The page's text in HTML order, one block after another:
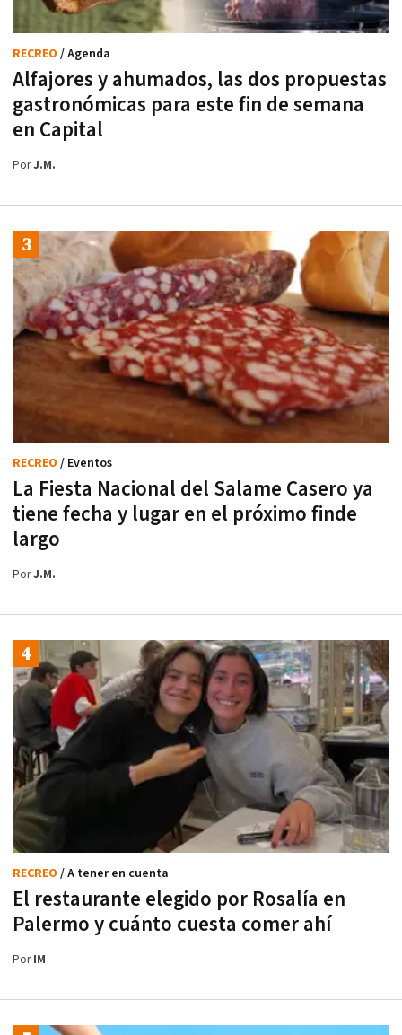
Alfajores y ahumados, las dos propuestas
gastronómicas para este fin de semana
en Capital
RECREO / Agenda
PorJ.M.
La Fiesta Nacional del Salame Casero ya
tiene fecha y lugar en el próximo finde
largo
RECREO / Eventos
PorJ.M.
El restaurante elegido por Rosalía en
Palermo y cuánto cuesta comer ahí
RECREO / A tener en cuenta
PorIM